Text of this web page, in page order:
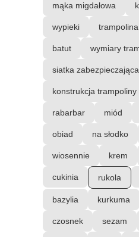
mąka migdałowa
wypieki
batut wymiary
siatka zabezpieczająca
konstrukcja trampoliny
rabarbar miód
obiad na słodko
wiosennie krem
cukinia rukola
bazylia kurkuma
czosnek sezam